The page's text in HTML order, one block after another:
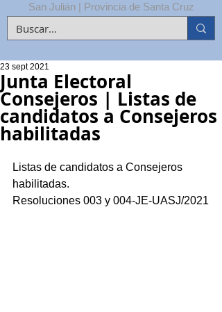
San Julián | Provincia de Santa Cruz
Junta Electoral
Consejeros | Listas de
candidatos a Consejeros
habilitadas
23 sept 2021
Listas de candidatos a Consejeros
habilitadas.
Resoluciones 003 y 004-JE-UASJ/2021